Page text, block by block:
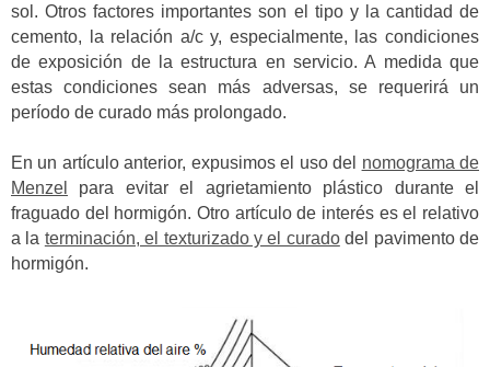
sol. Otros factores importantes son el tipo y la cantidad de
cemento, la relación a/c y, especialmente, las condiciones
de exposición de la estructura en servicio. A medida que
estas condiciones sean más adversas, se requerirá un
período de curado más prolongado.
En un artículo anterior, expusimos el uso del nomograma de
Menzel
para evitar el agrietamiento plástico durante el
fraguado del hormigón. Otro artículo de interés es el relativo
a la terminación, el texturizado y el curadodel pavimento de
hormigón.